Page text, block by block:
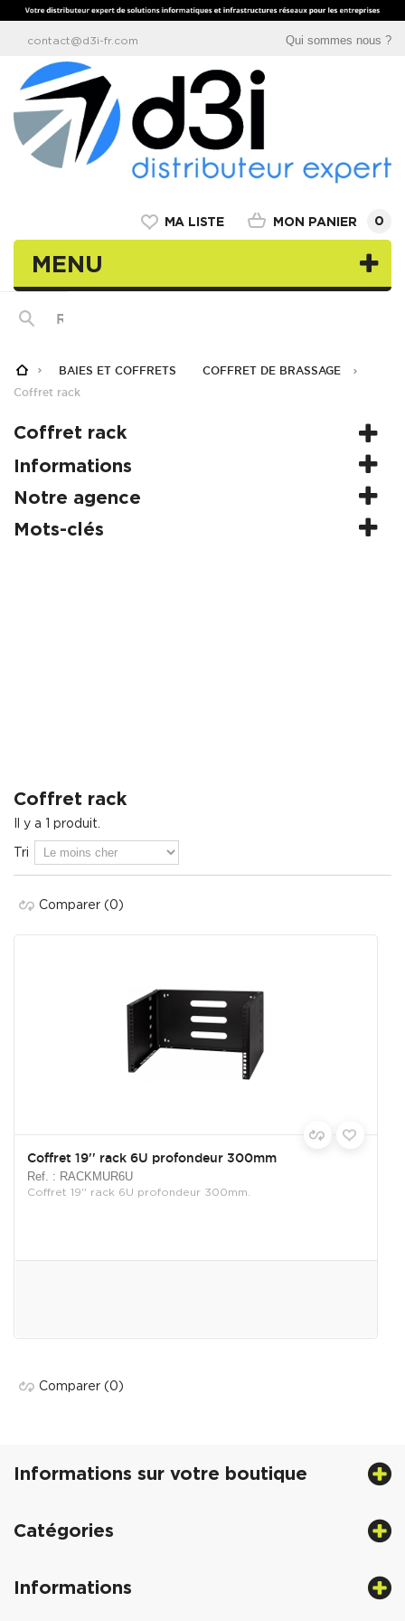
Qui sommes nous ?
contact@d3i-fr.com
MON PANIER 0
MA LISTE
MENU
BAIES ET COFFRETS
COFFRET DE BRASSAGE
Coffret rack
Coffret rack
Informations
Notre agence
Mots-clés
Coffret rack
Il y a 1 produit.
Tri
Comparer (0)
Coffret 19'' rack 6U profondeur 300mm
Ref. : RACKMUR6U
Coffret 19'' rack 6U profondeur 300mm.
Comparer (0)
Informations sur votre boutique
Catégories
Informations